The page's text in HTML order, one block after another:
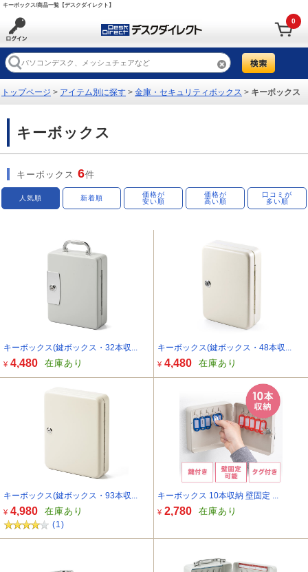
キーボックス/商品一覧【デスクダイレクト】
0
トップページ > アイテム別に探す > 金庫・セキュリティボックス > キーボックス
キーボックス
キーボックス 6件
人気順 新着順
価格が
安い順
価格が
高い順
口コミが
多い順
キーボックス(鍵ボックス・32本収...
¥ 4,480 在庫あり
キーボックス(鍵ボックス・48本収...
¥ 4,480 在庫あり
キーボックス(鍵ボックス・93本収...
¥ 4,980 在庫あり
(1)
キーボックス 10本収納 壁固定 ...
¥ 2,780 在庫あり